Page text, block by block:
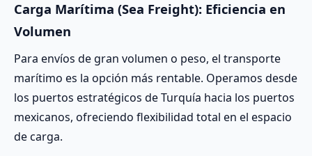
Carga Marítima (Sea Freight): Eficiencia en
Volumen
Para envíos de gran volumen o peso, el transporte
marítimo es la opción más rentable. Operamos desde
los puertos estratégicos de Turquía hacia los puertos
mexicanos, ofreciendo flexibilidad total en el espacio
de carga.